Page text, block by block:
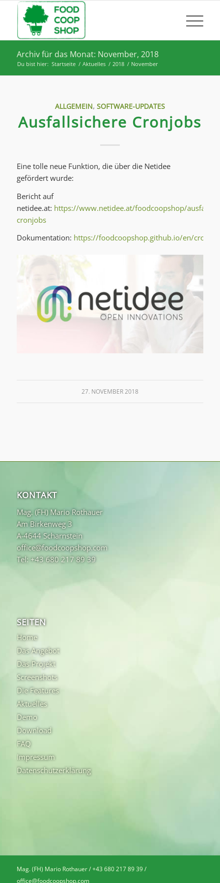
Archiv für das Monat: November, 2018
Du bist hier: Startseite / Aktuelles / 2018 / November
ALLGEMEIN, SOFTWARE-UPDATES
Ausfallsichere Cronjobs
Eine tolle neue Funktion, die über die Netidee
gefördert wurde:
Bericht auf
netidee.at: https://www.netidee.at/foodcoopshop/
cronjobs
Dokumentation: https://foodcoopshop.github.io/en/
27. NOVEMBER 2018
KONTAKT
Mag. (FH) Mario Rothauer
Am Birkenweg 3
A-4644 Scharnstein
office@foodcoopshop.com
Tel: +43 680 217 89 39
SEITEN
Home
Das Angebot
Das Projekt
Screenshots
Die Features
Aktuelles
Demo
Download
FAQ
Impressum
Datenschutzerklärung
Mag. (FH) Mario Rothauer / +43 680 217 89 39 /
office@foodcoopshop.com